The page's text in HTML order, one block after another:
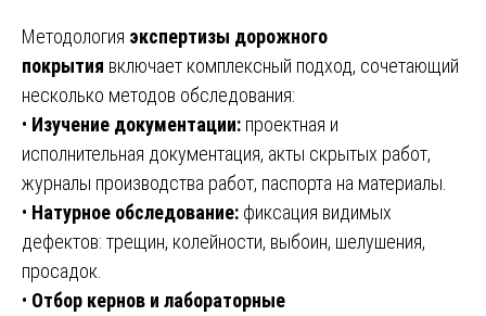
Методология экспертизы дорожного
покрытия включает комплексный подход, сочетающий
несколько методов обследования:
• Изучение документации: проектная и
исполнительная документация, акты скрытых работ,
журналы производства работ, паспорта на материалы.
• Натурное обследование: фиксация видимых
дефектов: трещин, колейности, выбоин, шелушения,
просадок.
• Отбор кернов и лабораторные